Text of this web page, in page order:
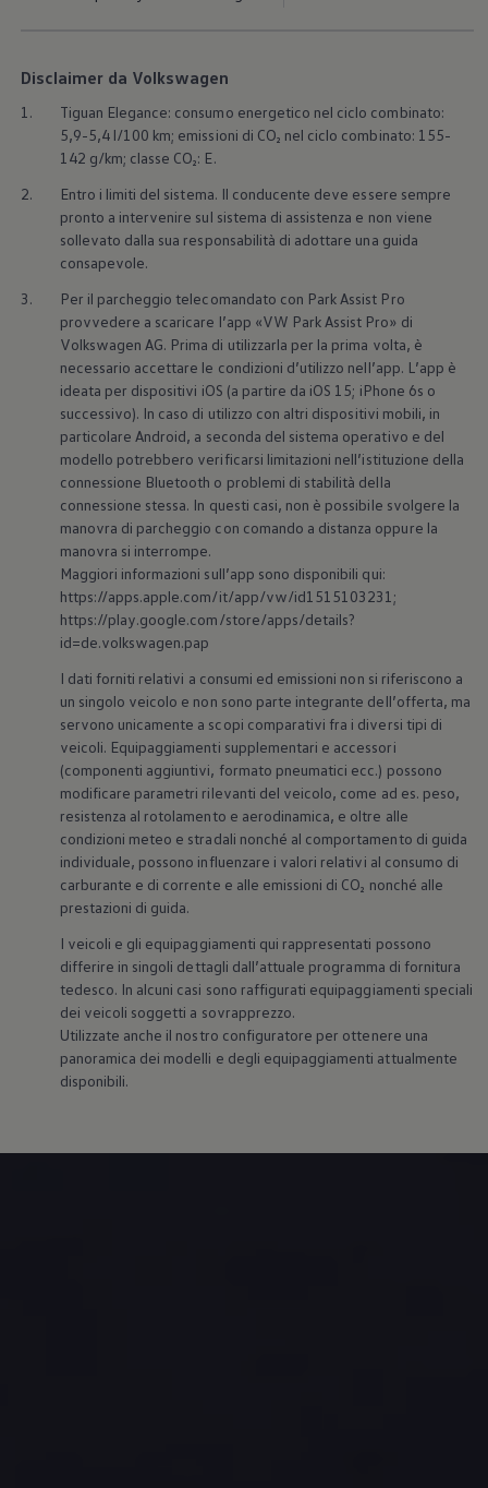
Disclaimer da Volkswagen
1.
Tiguan Elegance: consumo energetico nel ciclo combinato:
5,9-5,4 l/100 km; emissioni di CO₂ nel ciclo combinato: 155-
142 g/km; classe CO₂: E.
2.
Entro i limiti del sistema. Il conducente deve essere sempre
pronto a intervenire sul sistema di assistenza e non viene
sollevato dalla sua responsabilità di adottare una guida
consapevole.
3.
Per il parcheggio telecomandato con Park Assist Pro
provvedere a scaricare l’app «VW Park Assist Pro» di
Volkswagen AG. Prima di utilizzarla per la prima volta, è
necessario accettare le condizioni d’utilizzo nell’app. L’app è
ideata per dispositivi iOS (a partire da iOS 15; iPhone 6s o
successivo). In caso di utilizzo con altri dispositivi mobili, in
particolare Android, a seconda del sistema operativo e del
modello potrebbero verificarsi limitazioni nell’istituzione della
connessione Bluetooth o problemi di stabilità della
connessione stessa. In questi casi, non è possibile svolgere la
manovra di parcheggio con comando a distanza oppure la
manovra si interrompe.
Maggiori informazioni sull’app sono disponibili qui:
https://apps.apple.com/it/app/vw/id1515103231;
https://play.google.com/store/apps/details?
id=de.volkswagen.pap
I dati forniti relativi a consumi ed emissioni non si riferiscono a
un singolo veicolo e non sono parte integrante dell’offerta, ma
servono unicamente a scopi comparativi fra i diversi tipi di
veicoli. Equipaggiamenti supplementari e accessori
(componenti aggiuntivi, formato pneumatici ecc.) possono
modificare parametri rilevanti del veicolo, come ad es. peso,
resistenza al rotolamento e aerodinamica, e oltre alle
condizioni meteo e stradali nonché al comportamento di guida
individuale, possono influenzare i valori relativi al consumo di
carburante e di corrente e alle emissioni di CO₂ nonché alle
prestazioni di guida.
I veicoli e gli equipaggiamenti qui rappresentati possono
differire in singoli dettagli dall’attuale programma di fornitura
tedesco. In alcuni casi sono raffigurati equipaggiamenti speciali
dei veicoli soggetti a sovrapprezzo.
Utilizzate anche il nostro configuratore per ottenere una
panoramica dei modelli e degli equipaggiamenti attualmente
disponibili.